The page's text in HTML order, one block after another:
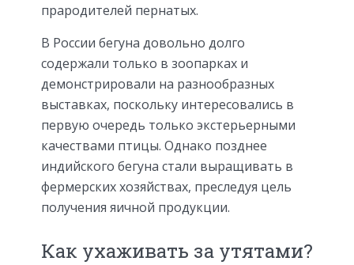
прародителей пернатых.
В России бегуна довольно долго
содержали только в зоопарках и
демонстрировали на разнообразных
выставках, поскольку интересовались в
первую очередь только экстерьерными
качествами птицы. Однако позднее
индийского бегуна стали выращивать в
фермерских хозяйствах, преследуя цель
получения яичной продукции.
Как ухаживать за утятами?